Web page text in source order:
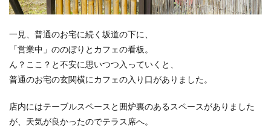
一見、普通のお宅に続く坂道の下に、
「営業中」ののぼりとカフェの看板。
ん？ここ？と不安に思いつつ入っていくと、
普通のお宅の玄関横にカフェの入り口がありました。
店内にはテーブルスペースと囲炉裏のあるスペースがありました
が、天気が良かったのでテラス席へ。